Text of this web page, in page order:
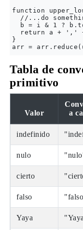
function
//...do
b = i & 1 ?
return a + ','
}
Tabla de
primitivo
Valor
a
indefinido
nulo
cierto
falso
Yaya